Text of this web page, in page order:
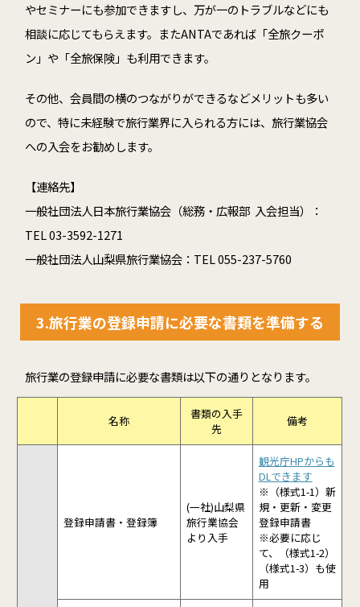
やセミナーにも参加できますし、万が一のトラブルなどにも
相談に応じてもらえます。またANTAであれば「全旅クーポ
ン」や「全旅保険」も利用できます。
その他、会員間の横のつながりができるなどメリットも多い
ので、特に未経験で旅行業界に入られる方には、旅行業協会
への入会をお勧めします。
【連絡先】
一般社団法人日本旅行業協会（総務・広報部 入会担当）：
TEL 03-3592-1271
一般社団法人山梨県旅行業協会：TEL 055-237-5760
3.旅行業の登録申請に必要な書類を準備する
旅行業の登録申請に必要な書類は以下の通りとなります。
名称
書類の入手
先
備考
登録申請書・登録簿
(一社)山梨県
旅行業協会
より入手
観光庁HPからも
DLできます
※（様式1-1）新
規・更新・変更
登録申請書
※必要に応じ
て、（様式1-2）
（様式1-3）も使
用